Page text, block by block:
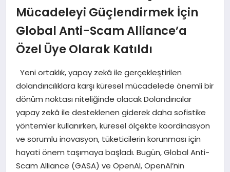
EKONOMI
MAGAZIN
Mücadeleyi Güçlendirmek İçin
Global Anti-Scam Alliance’a
Özel Üye Olarak Katıldı
Yeni ortaklık, yapay zekâ ile gerçekleştirilen
dolandırıcılıklara karşı küresel mücadelede önemli bir
dönüm noktası niteliğinde olacak Dolandırıcılar
yapay zekâ ile desteklenen giderek daha sofistike
yöntemler kullanırken, küresel ölçekte koordinasyon
ve sorumlu inovasyon, tüketicilerin korunması için
hayati önem taşımaya başladı. Bugün, Global Anti-
Scam Alliance (GASA) ve OpenAI, OpenAI’nin